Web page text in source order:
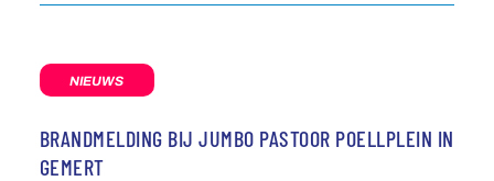
NIEUWS
BRANDMELDING BIJ JUMBO PASTOOR POELLPLEIN IN
GEMERT